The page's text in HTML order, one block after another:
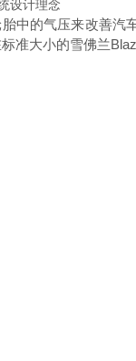
设计理念
中的气压来改善汽
准大小的雪佛兰